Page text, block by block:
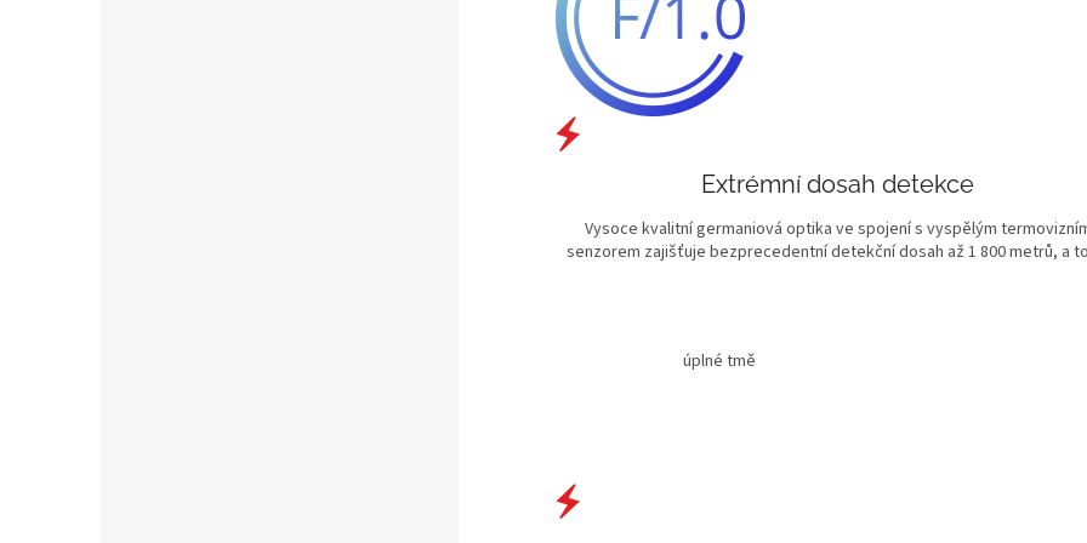
Extrémní dosah detekce
Vysoce kvalitní germaniová optika ve spojení s vyspělým
senzorem zajišťuje bezprecedentní detekční dosah až 1 800 metrů, a
úplné tmě